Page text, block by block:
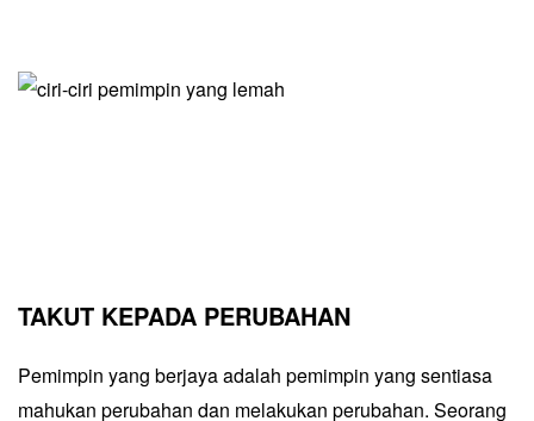
TAKUT KEPADA PERUBAHAN
Pemimpin yang berjaya adalah pemimpin yang sentiasa
mahukan perubahan dan melakukan perubahan. Seorang